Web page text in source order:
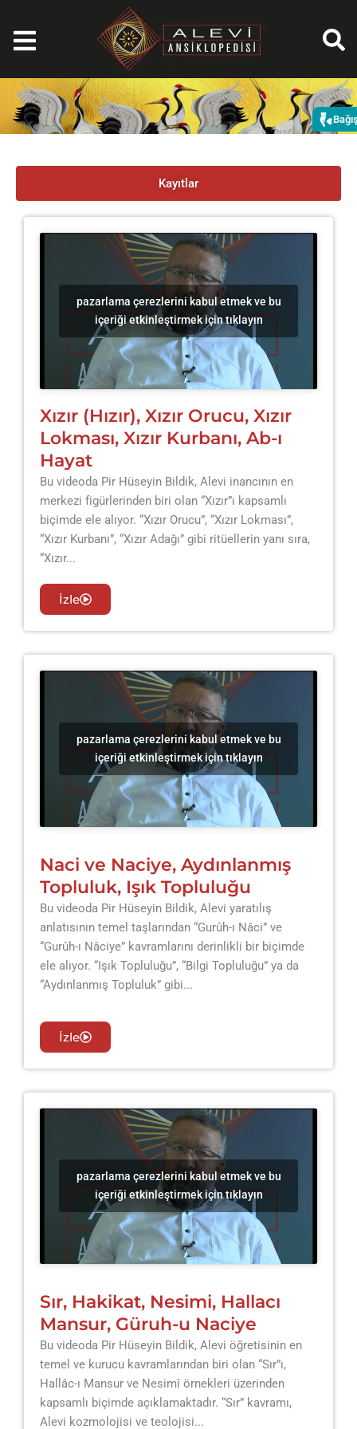
atla
Kayıtlar
pazarlama çerezlerini kabul etmek ve bu
içeriği etkinleştirmek için tıklayın
Xızır (Hızır), Xızır Orucu, Xızır
Lokması, Xızır Kurbanı, Ab-ı
Hayat
Bu videoda Pir Hüseyin Bildik, Alevi inancının en
merkezi figürlerinden biri olan “Xızır”ı kapsamlı
biçimde ele alıyor. “Xızır Orucu”, “Xızır Lokması”,
“Xızır Kurbanı”, “Xızır Adağı” gibi ritüellerin yanı sıra,
“Xızır...
İzle
pazarlama çerezlerini kabul etmek ve bu
içeriği etkinleştirmek için tıklayın
Naci ve Naciye, Aydınlanmış
Topluluk, Işık Topluluğu
Bu videoda Pir Hüseyin Bildik, Alevi yaratılış
anlatısının temel taşlarından “Gurûh-ı Nâci” ve
“Gurûh-ı Nâciye” kavramlarını derinlikli bir biçimde
ele alıyor. “Işık Topluluğu”, “Bilgi Topluluğu” ya da
“Aydınlanmış Topluluk” gibi...
İzle
pazarlama çerezlerini kabul etmek ve bu
içeriği etkinleştirmek için tıklayın
Sır, Hakikat, Nesimi, Hallacı
Mansur, Güruh-u Naciye
Bu videoda Pir Hüseyin Bildik, Alevi öğretisinin en
temel ve kurucu kavramlarından biri olan “Sır”ı,
Hallâc-ı Mansur ve Nesimî örnekleri üzerinden
kapsamlı biçimde açıklamaktadır. “Sır” kavramı,
Alevi kozmolojisi ve teolojisi...